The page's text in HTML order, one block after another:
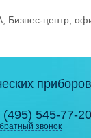
Бизнес-центр,
приборов
(495) 545-77-20
звонок